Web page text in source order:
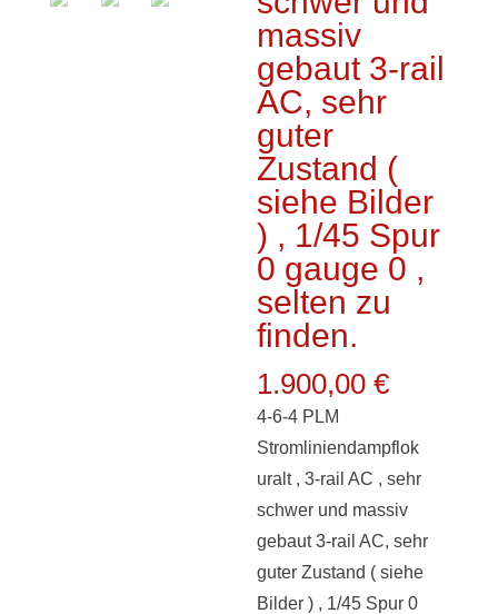
massiv
gebaut 3-rail
AC, sehr
guter
Zustand (
siehe Bilder
) , 1/45 Spur
0 gauge 0 ,
selten zu
finden.
1.900,00€
4-6-4 PLM
Stromliniendampflok
uralt , 3-rail AC , sehr
schwer und massiv
gebaut 3-rail AC, sehr
guter Zustand ( siehe
Bilder ) , 1/45 Spur 0